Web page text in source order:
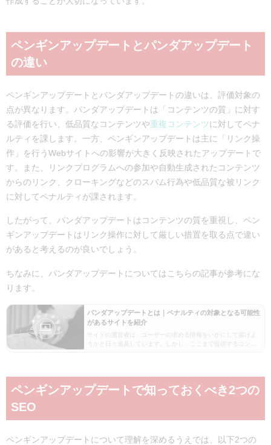
ペンギンアップデートとパンダアップデート
の違い
ペンギンアップデートとパンダアップデートの違いは、評価対象の
点が異なります。パンダアップデートは「コンテンツの質」に対す
る評価を行い、低品質なコンテンツや重複コンテンツに対してペナ
ルティを課します。一方、ペンギンアップデートは主に「リンク操
作」を行うWebサイトへの影響が大きく反映されたアップデートで
す。また、リンクプログラムへの参加や自動生成されたコンテンツ
からのリンク、クローキングなどのスパム行為や低品質な被リンク
に対してペナルティが課されます。
したがって、パンダアップデートはコンテンツの質を重視し、ペン
ギンアップデートはリンク操作に対して厳しい措置を取る点で違い
があると考えるのが良いでしょう。
ちなみに、パンダアップデートについてはこちらの記事が参考にな
ります。
パンダアップデートとは｜ペナルティの対象となる可能性
があるサイトを紹介
サイトの運営者は、ユーザーの求める情報をいかにして届けよ
うかと日々追及しています。しかし、ここまで提供するコンテ
ペンギンアップデートで知っておくべき2つの
SEO
ペンギンアップデートについて理解を深めるうえでは、以下2つの